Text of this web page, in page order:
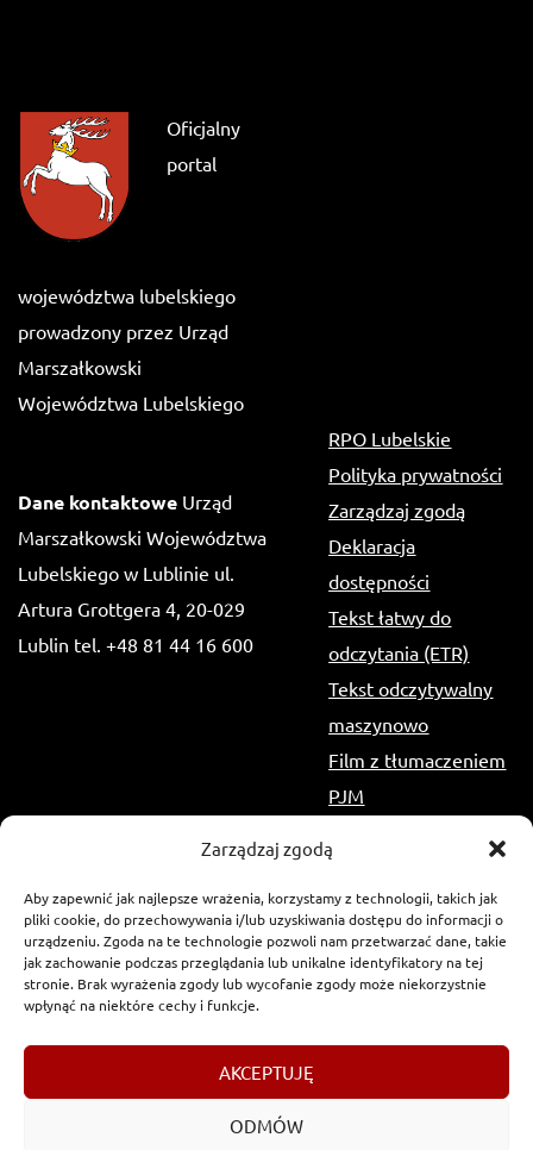
Zarządzaj zgodą
Aby zapewnić jak najlepsze wrażenia, korzystamy z technologii, takich jak
pliki cookie, do przechowywania i/lub uzyskiwania dostępu do informacji o
urządzeniu. Zgoda na te technologie pozwoli nam przetwarzać dane, takie
jak zachowanie podczas przeglądania lub unikalne identyfikatory na tej
stronie. Brak wyrażenia zgody lub wycofanie zgody może niekorzystnie
wpłynąć na niektóre cechy i funkcje.
AKCEPTUJĘ
ODMÓW
Oficjalny
portal
województwa lubelskiego
prowadzony przez Urząd
Marszałkowski
Województwa Lubelskiego
Dane kontaktowe Urząd
Marszałkowski Województwa
Lubelskiego w Lublinie ul.
Artura Grottgera 4, 20-029
Lublin tel. +48 81 44 16 600
RPO Lubelskie
Polityka prywatności
Zarządzaj zgodą
Deklaracja
dostępności
Tekst łatwy do
odczytania (ETR)
Tekst odczytywalny
maszynowo
Film z tłumaczeniem
PJM
Copyrights2017-2026 © Urząd Marszałkowski Województwa
Lubelskiego w Lublinie